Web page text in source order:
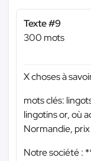
Texte #9
300 mots
X choses à
mots clés:
lingotins or, où
Normandie,
Notre société :